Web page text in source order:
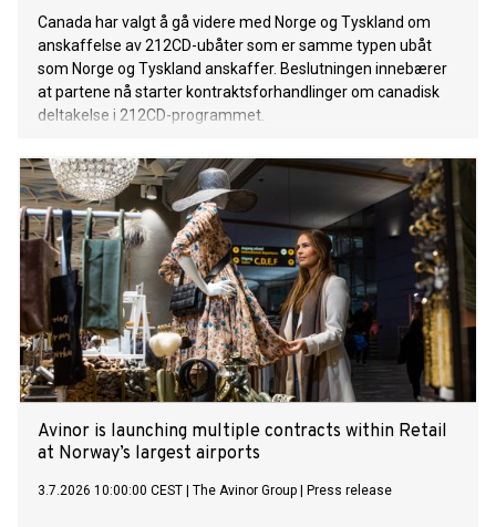
Canada har valgt å gå videre med Norge og Tyskland om
anskaffelse av 212CD-ubåter som er samme typen ubåt
som Norge og Tyskland anskaffer. Beslutningen innebærer
at partene nå starter kontraktsforhandlinger om canadisk
deltakelse i 212CD-programmet.
Avinor is launching multiple contracts within Retail
at Norway’s largest airports
3.7.2026 10:00:00 CEST The Avinor Group Press release